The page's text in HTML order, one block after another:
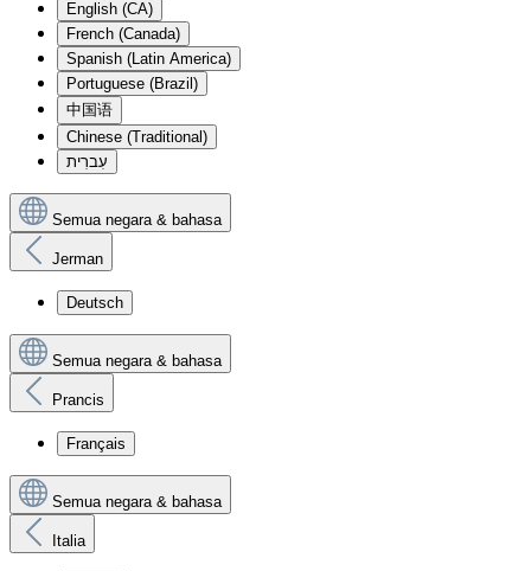
English (CA)
French (Canada)
Spanish (Latin America)
Portuguese (Brazil)
中国语
Chinese (Traditional)
עִברִית
Semua negara & bahasa
Jerman
Deutsch
Semua negara & bahasa
Prancis
Français
Semua negara & bahasa
Italia